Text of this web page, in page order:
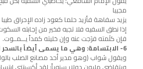
مجيبا
يزيد سفاهة فأزيد حلما كعود زاده الإحراق طيبا
إذا نطق السفيه فلا تجبه فخير من إجابته
فإن كلَمته فرَجت عنه وإن خليته كمداً يـــمــوت.
6- الابتسامة: وهي ما يسمى أيضاً بالسحر الحلال
ويقول شواب (وهو مدير أحد مصانع الصلب